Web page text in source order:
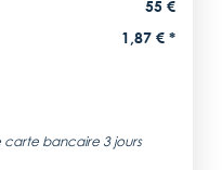
55 €
1,87 € *
bancaire 3 jours